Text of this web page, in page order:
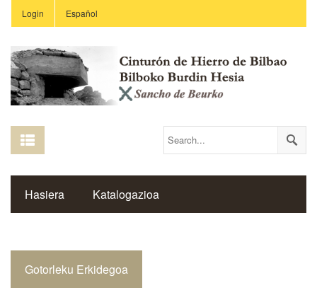
Login Español
Hasiera Katalogazioa
Gotorleku Erkidegoa